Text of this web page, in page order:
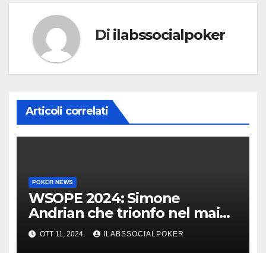
Di ilabssocialpoker
Articoli correlati
POKER NEWS
WSOPE 2024: Simone
Andrian che trionfo nel main
event al King’s
OTT 11, 2024 ILABSSOCIALPOKER